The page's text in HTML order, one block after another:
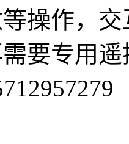
操作，
要专用